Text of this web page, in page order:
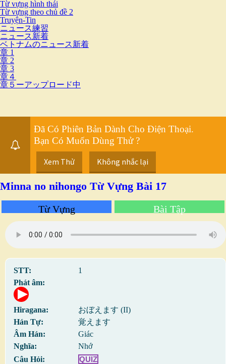
Từ vựng hình thái
Từ vựng theo chủ đề 2
Truyện-Tin
ニュース練習
ニュース新着
ベトナムのニュース新着
章 1
章 2
章 3
章４
章５ーアップロード中
Đã Có Phiên Bản Dành Cho Điện Thoại.
Bạn Có Muốn Dùng Thử ?
Xem Thử Không nhắc lại
Minna no nihongo Từ Vựng Bài 17
Từ Vựng Bài Tập
1
おぼえます (II)
覚えます
Giác
Nhớ
QUIZ